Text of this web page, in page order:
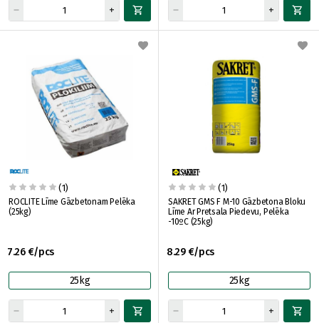
(1)
ROCLITE Līme Gāzbetonam Pelēka
(25kg)
7.26 €/pcs
25kg
(1)
SAKRET GMS F M-10 Gāzbetona Bloku
Līme Ar Pretsala Piedevu, Pelēka
-10ºC (25kg)
8.29 €/pcs
25kg